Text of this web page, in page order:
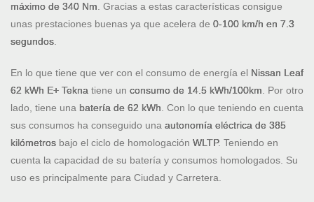
máximo de 340 Nm. Gracias a estas características consigue
unas prestaciones buenas ya que acelera de 0-100 km/h en 7.3
segundos.
En lo que tiene que ver con el consumo de energía el Nissan Leaf
62 kWh E+ Tekna tiene un consumo de 14.5 kWh/100km. Por otro
lado, tiene una batería de 62 kWh. Con lo que teniendo en cuenta
sus consumos ha conseguido una autonomía eléctrica de 385
kilómetros bajo el ciclo de homologación WLTP. Teniendo en
cuenta la capacidad de su batería y consumos homologados. Su
uso es principalmente para Ciudad y Carretera.